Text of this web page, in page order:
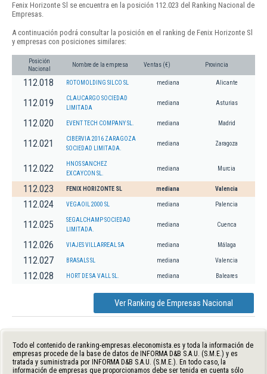
Fenix Horizonte Sl se encuentra en la posición 112.023 del Ranking Nacional de
Empresas.
A continuación podrá consultar la posición en el ranking de Fenix Horizonte Sl
y empresas con posiciones similares:
Posición
Nacional
Nombre de la empresa Ventas (€) Provincia
112.018 ROTOMOLDING SILCO SL mediana Alicante
112.019
CLAUCARGO SOCIEDAD
LIMITADA
mediana Asturias
112.020 EVENT TECH COMPANY SL. mediana Madrid
112.021
CIBERVIA 2016 ZARAGOZA
SOCIEDAD LIMITADA.
mediana Zaragoza
112.022
HNOS SANCHEZ
EXCAYCON SL.
mediana Murcia
112.023 FENIX HORIZONTE SL mediana Valencia
112.024 VEGAOIL 2000 SL mediana Palencia
112.025
SEGALCHAMP SOCIEDAD
LIMITADA.
mediana Cuenca
112.026 VIAJES VILLARREAL SA mediana Málaga
112.027 BRASALS SL mediana Valencia
112.028 HORT DE SA VALL SL. mediana Baleares
Ver Ranking de Empresas Nacional
Todo el contenido de ranking-empresas.eleconomista.es y toda la información de
empresas procede de la base de datos de INFORMA D&B S.A.U. (S.M.E.) y es
tratada y suministrada por INFORMA D&B S.A.U. (S.M.E.). En todo caso, la
información de empresas que proporcionamos debe ser tenida en cuenta sólo